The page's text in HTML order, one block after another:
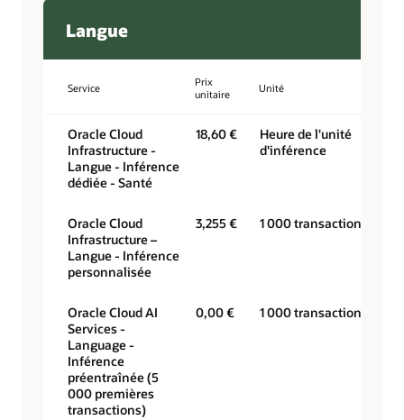
Langue
Service
Prix
unitaire
Unité
Oracle Cloud
Infrastructure -
Langue - Inférence
dédiée - Santé
18,60 €
Heure de l'unité
d'inférence
Oracle Cloud
Infrastructure –
Langue - Inférence
personnalisée
3,255 € 1 000 transactions
Oracle Cloud AI
Services -
Language -
Inférence
préentraînée (5
000 premières
transactions)
0,00 € 1 000 transactions